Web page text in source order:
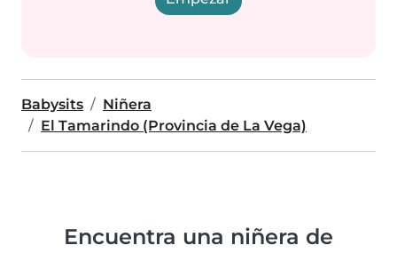
Babysits
Niñera
El Tamarindo (Provincia de La Vega)
Encuentra una niñera de